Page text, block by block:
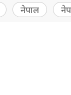
नेपाल